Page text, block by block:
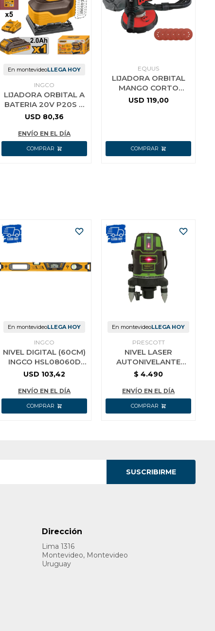
En montevideoLLEGA HOY
INGCO
LIJADORA ORBITAL A
BATERIA 20V P20S C
BAT Y CARG INGCO
USD 80,36
ENVÍO EN EL DÍA
EQUUS
LIJADORA ORBITAL
MANGO CORTO
900W CON
USD 119,00
En montevideoLLEGA HOY
INGCO
NIVEL DIGITAL (60CM)
INGCO HSL08060D
MAGNETICO
USD 103,42
ENVÍO EN EL DÍA
En montevideoLLEGA HOY
PRESCOTT
NIVEL LASER
AUTONIVELANTE
PRESCOTT
$ 4.490
ENVÍO EN EL DÍA
SUSCRIBIRME
Dirección
Lima 1316
Montevideo, Montevideo
Uruguay